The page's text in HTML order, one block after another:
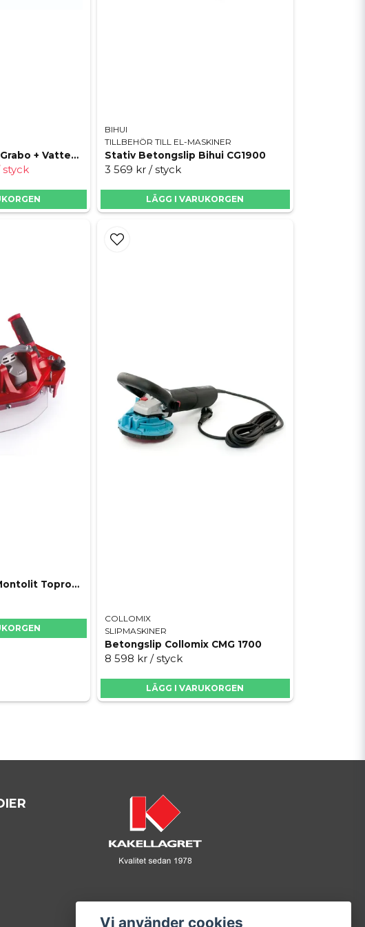
Dewalt Valuepack! Grabo + Vattensåg + Multivinkelslip
styck
BIHUI
TILLBEHÖR TILL EL-MASKINER
Stativ Betongslip Bihui CG1900
3 569 kr / styck
LÄGG I VARUKORGEN
Diamantprofilfräs Montolit Toprofile
COLLOMIX
SLIPMASKINER
Betongslip Collomix CMG 1700
8 598 kr / styck
LÄGG I VARUKORGEN
Vi använder cookies